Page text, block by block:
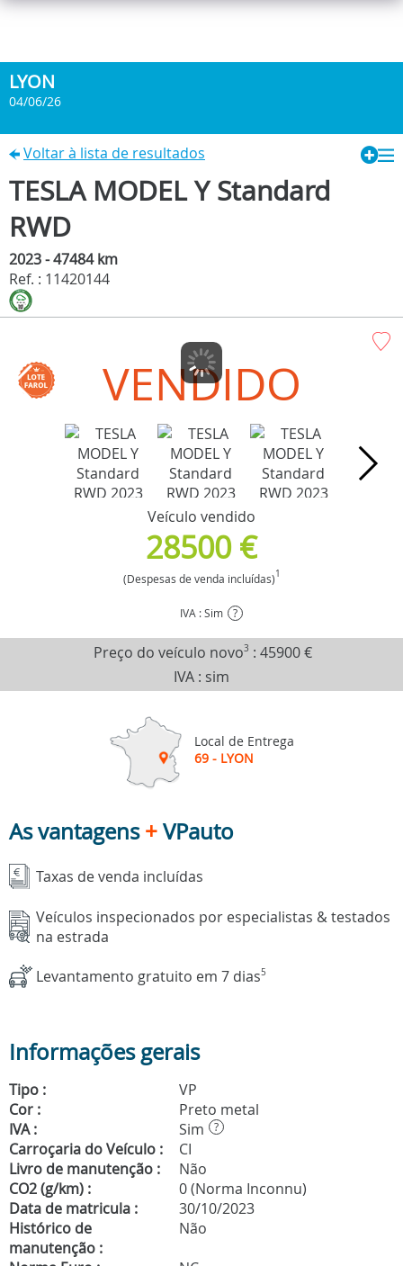
LYON
04/06/26
Voltar à lista de resultados
TESLA MODEL Y Standard
RWD
2023 - 47484 km
Ref. : 11420144
VENDIDO
Veículo vendido
28500 €
(Despesas de venda incluídas)1
IVA : Sim ?
Preço do veículo novo3 : 45900 €
IVA : sim
Local de Entrega
69 - LYON
As vantagens+VPauto
Taxas de venda incluídas
Veículos inspecionados por especialistas & testados
na estrada
Levantamento gratuito em 7 dias5
Informações gerais
Tipo :
VP
Cor :
Preto metal
IVA :
Sim ?
Carroçaria do Veículo :
CI
Livro de manutenção :
Não
CO2 (g/km) :
0 (Norma Inconnu)
Data de matricula :
30/10/2023
Histórico de
manutenção :
Não